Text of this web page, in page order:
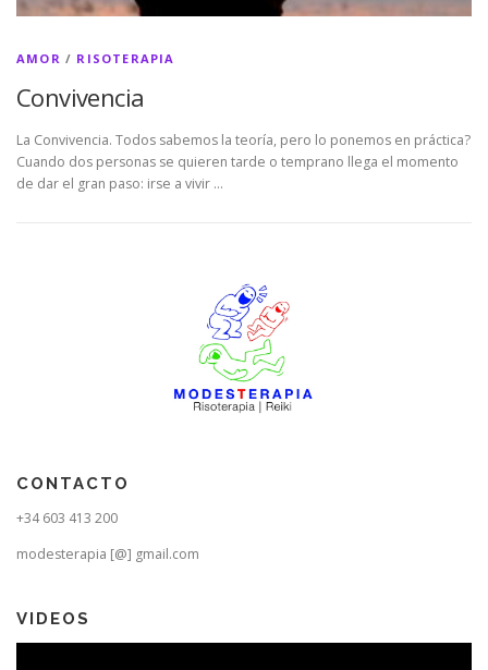
AMOR / RISOTERAPIA
Convivencia
La Convivencia. Todos sabemos la teoría, pero lo ponemos en práctica?
Cuando dos personas se quieren tarde o temprano llega el momento
de dar el gran paso: irse a vivir …
CONTACTO
+34 603 413 200
modesterapia [@] gmail.com
VIDEOS